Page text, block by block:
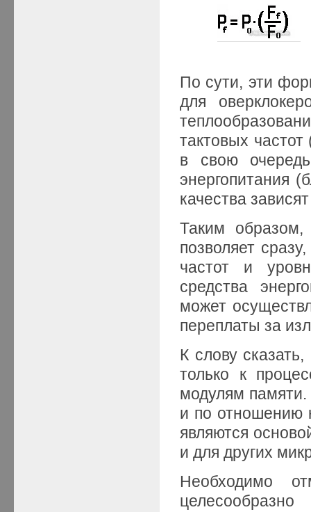
По сути, эти
для
тактовых
в свою
энергопитания
качества
Таким
позволяет
частот и
средства
может
переплаты за
К слову
только к
модулям памяти.
и по отношению
являются
и для других
Необходимо